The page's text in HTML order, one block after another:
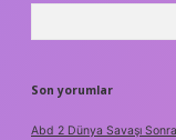
Son yorumlar
Abd 2 Dünya Savaşı